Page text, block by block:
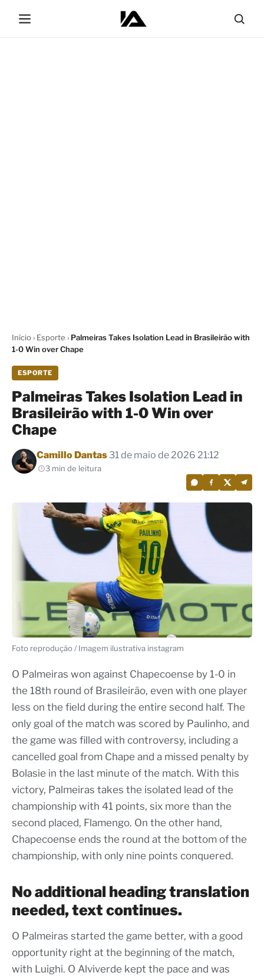
Início› Esporte › Palmeiras Takes Isolation Lead in Brasileirão with
1-0 Win over Chape
ESPORTE
Palmeiras Takes Isolation Lead in
Brasileirão with 1-0 Win over
Chape
Por
Camillo Dantas 31 de maio de 2026 21:12
3 min de leitura
Foto reprodução / Imagem ilustrativa instagram
O Palmeiras won against Chapecoense by 1-0 in
the 18th round of Brasileirão, even with one player
less on the field during the entire second half. The
only goal of the match was scored by Paulinho, and
the game was filled with controversy, including a
cancelled goal from Chape and a missed penalty by
Bolasie in the last minute of the match. With this
victory, Palmeiras takes the isolated lead of the
championship with 41 points, six more than the
second placed, Flamengo. On the other hand,
Chapecoense ends the round at the bottom of the
championship, with only nine points conquered.
No additional heading translation
needed, text continues.
O Palmeiras started the game better, with a good
opportunity right at the beginning of the match,
with Luighi. O Alviverde kept the pace and was